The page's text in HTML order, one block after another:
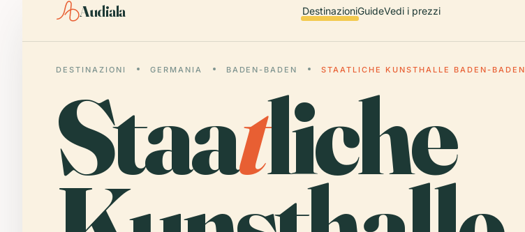
Audiala DestinazioniGuideVedi i prezzi
DESTINAZIONI GERMANIA BADEN-BADEN STAATLICHE KUNSTHALLE BADEN-BADEN
Staatliche